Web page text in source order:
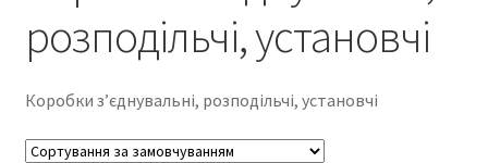
Мій аккаунт
Оформлення замовлення
розподільчі, установчі
Коробки з’єднувальні, розподільчі, установчі